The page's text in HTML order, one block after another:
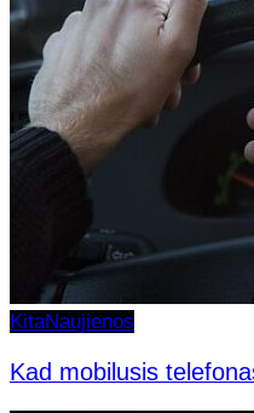
KitaNaujienos
Kad mobilusis